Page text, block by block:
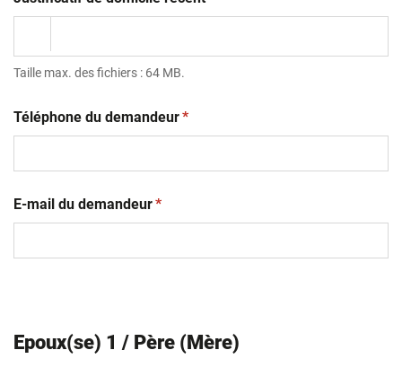
Taille max. des fichiers : 64 MB.
Téléphone du demandeur(obligatoire)
*
E-mail du demandeur(obligatoire)
*
Epoux(se) 1 / Père (Mère)